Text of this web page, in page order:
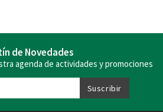
de Novedades
agenda de actividades y promociones